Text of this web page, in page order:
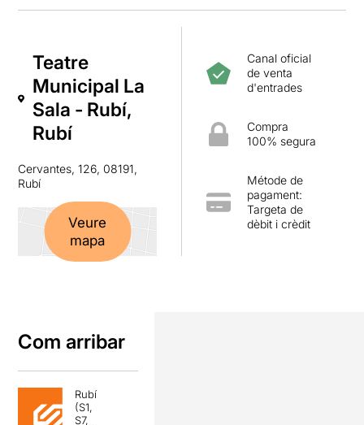
Teatre
Municipal La
Sala - Rubí,
Rubí
Cervantes, 126, 08191,
Rubí
Veure
mapa
Canal oficial
de venta
d'entrades
Compra
100% segura
Métode de
pagament:
Targeta de
dèbit i crèdit
Com arribar
Rubí
(S1,
S7,